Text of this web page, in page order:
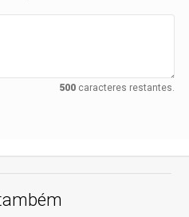
500caracteres restantes.